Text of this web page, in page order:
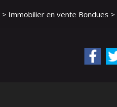
> Immobilier en vente Bondues >